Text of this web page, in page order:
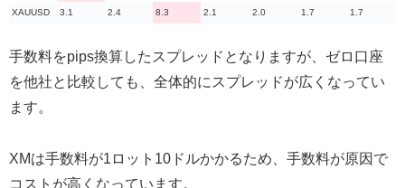
XAUUSD 3.1 2.4 8.3 2.1 2.0 1.7 1.7
手数料をpips換算したスプレッドとなりますが、ゼロ口座
を他社と比較しても、全体的にスプレッドが広くなってい
ます。
XMは手数料が1ロット10ドルかかるため、手数料が原因で
コストが高くなっています。